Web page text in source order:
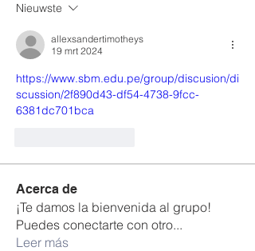
Nieuwste
allexsandertimotheys
19 mrt 2024
https://www.sbm.edu.pe/group/discusion/di
scussion/2f890d43-df54-4738-9fcc-
6381dc701bca
Acerca de
¡Te damos la bienvenida al grupo!
Puedes conectarte con otro...
Leer más